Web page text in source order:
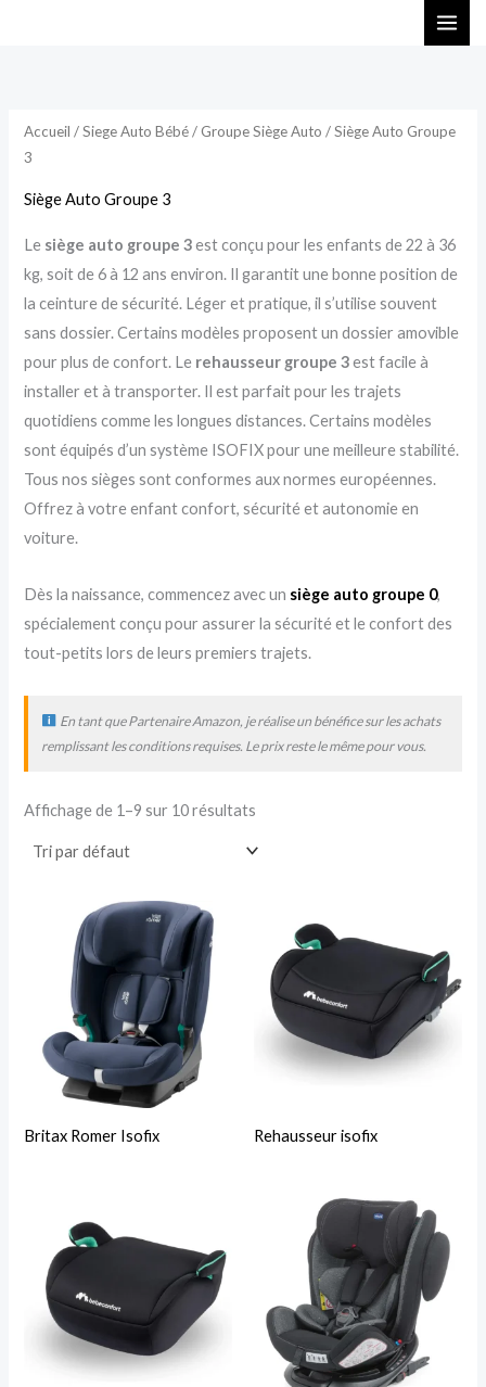
Accueil /Siege Auto Bébé/ Groupe Siège Auto / Siège Auto Groupe
3
Siège Auto Groupe 3
Le siège auto groupe 3est conçu pour les enfants de 22 à 36
kg, soit de 6 à 12 ans environ. Il garantit une bonne position de
la ceinture de sécurité. Léger et pratique, il s’utilise souvent
sans dossier. Certains modèles proposent un dossier amovible
pour plus de confort. Le rehausseur groupe 3est facile à
installer et à transporter. Il est parfait pour les trajets
quotidiens comme les longues distances. Certains modèles
sont équipés d’un système ISOFIX pour une meilleure stabilité.
Tous nos sièges sont conformes aux normes européennes.
Offrez à votre enfant confort, sécurité et autonomie en
voiture.
Dès la naissance, commencez avec un siège auto groupe 0,
spécialement conçu pour assurer la sécurité et le confort des
tout-petits lors de leurs premiers trajets.
En tant que Partenaire Amazon, je réalise un bénéfice sur les achats
remplissant les conditions requises. Le prix reste le même pour vous.
Affichage de 1–9 sur 10 résultats
Britax Romer Isofix Rehausseur isofix